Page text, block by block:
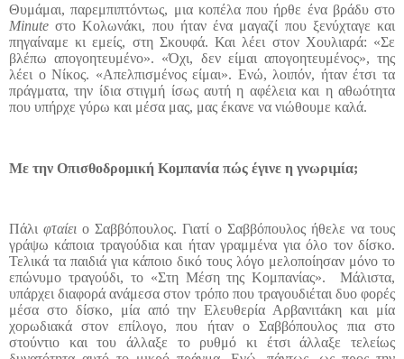
Θυμάμαι, παρεμπιπτόντως, μια κοπέλα που ήρθε ένα βράδυ στο
Minute στο Κολωνάκι, που ήταν ένα μαγαζί που ξενύχταγε και
πηγαίναμε κι εμείς, στη Σκουφά. Και λέει στον Χουλιαρά: «Σε
βλέπω απογοητευμένο». «Όχι, δεν είμαι απογοητευμένος», της
λέει ο Νίκος. «Απελπισμένος είμαι». Ενώ, λοιπόν, ήταν έτσι τα
πράγματα, την ίδια στιγμή ίσως αυτή η αφέλεια και η αθωότητα
που υπήρχε γύρω και μέσα μας, μας έκανε να νιώθουμε καλά.
Με την Οπισθοδρομική Κομπανία πώς έγινε η γνωριμία;
Πάλι φταίει ο Σαββόπουλος. Γιατί ο Σαββόπουλος ήθελε να τους
γράψω κάποια τραγούδια και ήταν γραμμένα για όλο τον δίσκο.
Τελικά τα παιδιά για κάποιο δικό τους λόγο μελοποίησαν μόνο το
επώνυμο τραγούδι, το «Στη Μέση της Κομπανίας».
Μάλιστα,
υπάρχει διαφορά ανάμεσα στον τρόπο που τραγουδιέται δυο φορές
μέσα στο δίσκο, μία από την Ελευθερία Αρβανιτάκη και μία
χορωδιακά στον επίλογο, που ήταν ο Σαββόπουλος πια στο
στούντιο και του άλλαξε το ρυθμό κι έτσι άλλαξε τελείως